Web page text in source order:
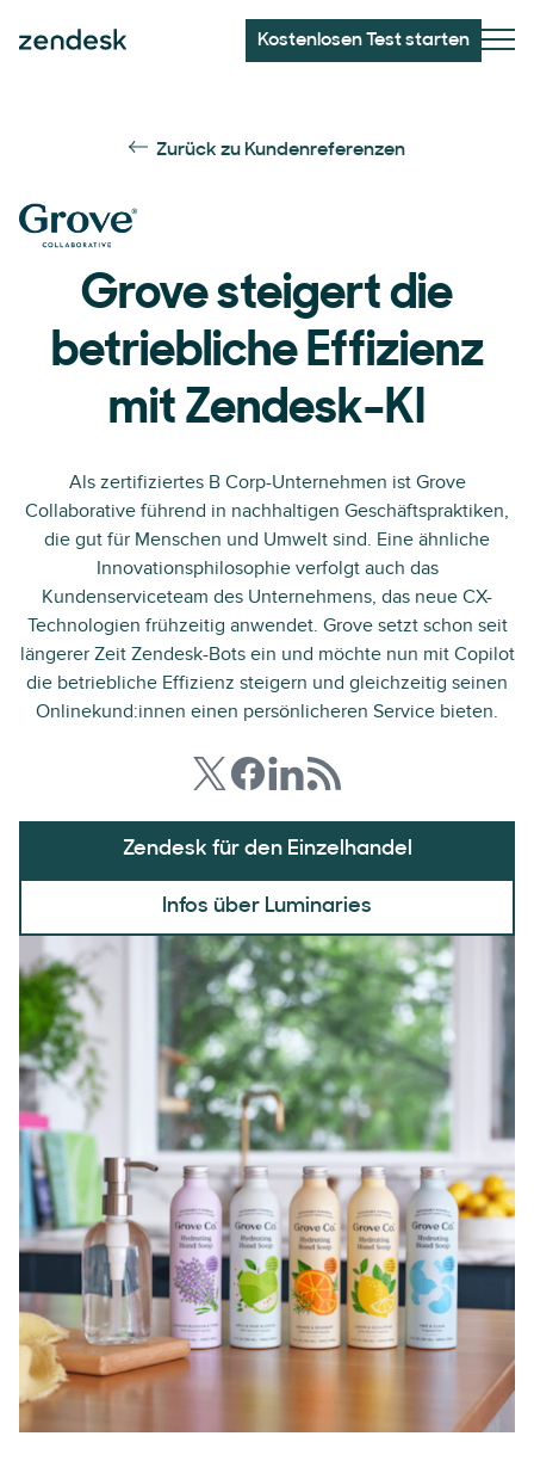
Kostenlosen Test starten
Zurück zu Kundenreferenzen
Grove steigert die
betriebliche Effizienz
mit Zendesk-KI
Als zertifiziertes B Corp-Unternehmen ist Grove
Collaborative führend in nachhaltigen Geschäftspraktiken,
die gut für Menschen und Umwelt sind. Eine ähnliche
Innovationsphilosophie verfolgt auch das
Kundenserviceteam des Unternehmens, das neue CX-
Technologien frühzeitig anwendet. Grove setzt schon seit
längerer Zeit Zendesk-Bots ein und möchte nun mit Copilot
die betriebliche Effizienz steigern und gleichzeitig seinen
Onlinekund:innen einen persönlicheren Service bieten.
Zendesk für den Einzelhandel
Infos über Luminaries